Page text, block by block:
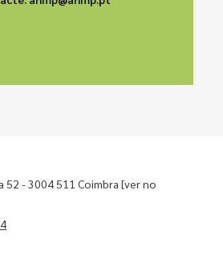
52 - 3004 511 Coimbra[ver no